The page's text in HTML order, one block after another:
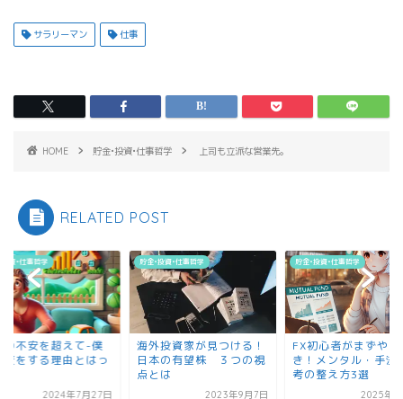
サラリーマン 仕事
HOME 貯金•投資•仕事哲学 上司も立派な営業先。
RELATED POST
資•仕事哲学
の不安を超えて-僕
資をする理由とはっ
2024年7月27日
貯金•投資•仕事哲学
海外投資家が見つける！
日本の有望株 ３つの視
点とは
2023年9月7日
貯金•投資•仕事哲学
FX初心者がまずやる
き！メンタル・手法
考の整え方3選
2025年6